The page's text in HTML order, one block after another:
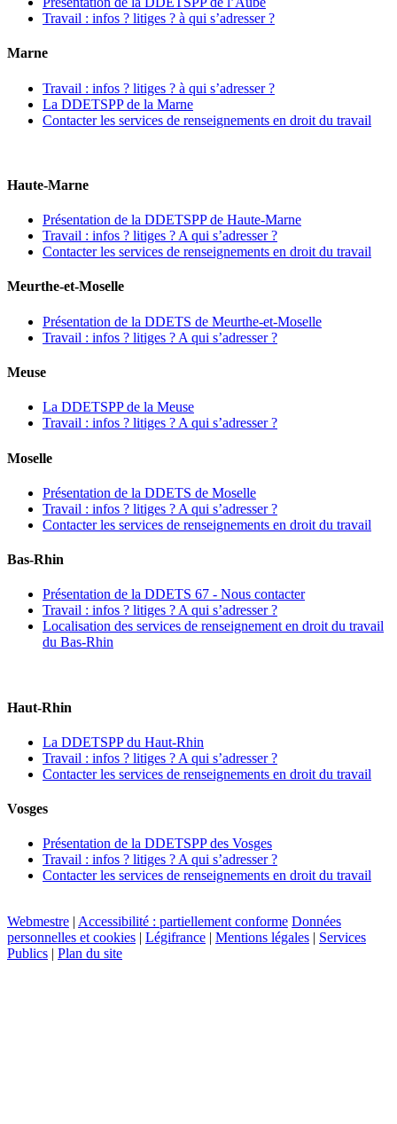
Travail : infos ? litiges ? à qui s’adresser ?
Marne
Travail : infos ? litiges ? à qui s’adresser ?
La DDETSPP de la Marne
Contacter les services de renseignements en droit du travail
Haute-Marne
Présentation de la DDETSPP de Haute-Marne
Travail : infos ? litiges ? A qui s’adresser ?
Contacter les services de renseignements en droit du travail
Meurthe-et-Moselle
Présentation de la DDETS de Meurthe-et-Moselle
Travail : infos ? litiges ? A qui s’adresser ?
Meuse
La DDETSPP de la Meuse
Travail : infos ? litiges ? A qui s’adresser ?
Moselle
Présentation de la DDETS de Moselle
Travail : infos ? litiges ? A qui s’adresser ?
Contacter les services de renseignements en droit du travail
Bas-Rhin
Présentation de la DDETS 67 - Nous contacter
Travail : infos ? litiges ? A qui s’adresser ?
Localisation des services de renseignement en droit du travail
du Bas-Rhin
Haut-Rhin
La DDETSPP du Haut-Rhin
Travail : infos ? litiges ? A qui s’adresser ?
Contacter les services de renseignements en droit du travail
Vosges
Présentation de la DDETSPP des Vosges
Travail : infos ? litiges ? A qui s’adresser ?
Contacter les services de renseignements en droit du travail
Webmestre | Accessibilité : partiellement conforme Données
personnelles et cookies | Légifrance | Mentions légales | Services
Publics | Plan du site